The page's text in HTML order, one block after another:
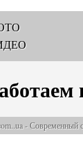
- Современный